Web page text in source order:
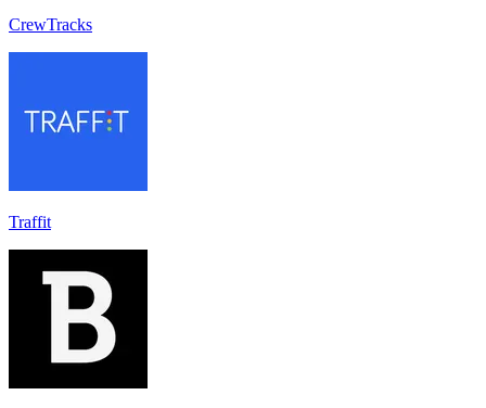
CrewTracks
Traffit